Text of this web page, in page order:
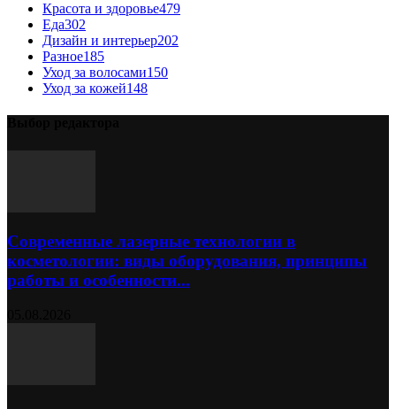
Красота и здоровье479
Еда302
Дизайн и интерьер202
Разное185
Уход за волосами150
Уход за кожей148
Современные лазерные технологии в
косметологии: виды оборудования, принципы
работы и особенности...